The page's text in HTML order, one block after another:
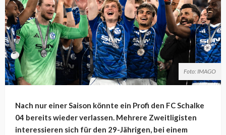
Foto: IMAGO
Nach nur einer Saison könnte ein Profi den FC Schalke
04 bereits wieder verlassen. Mehrere Zweitligisten
interessieren sich für den 29-Jährigen, bei einem